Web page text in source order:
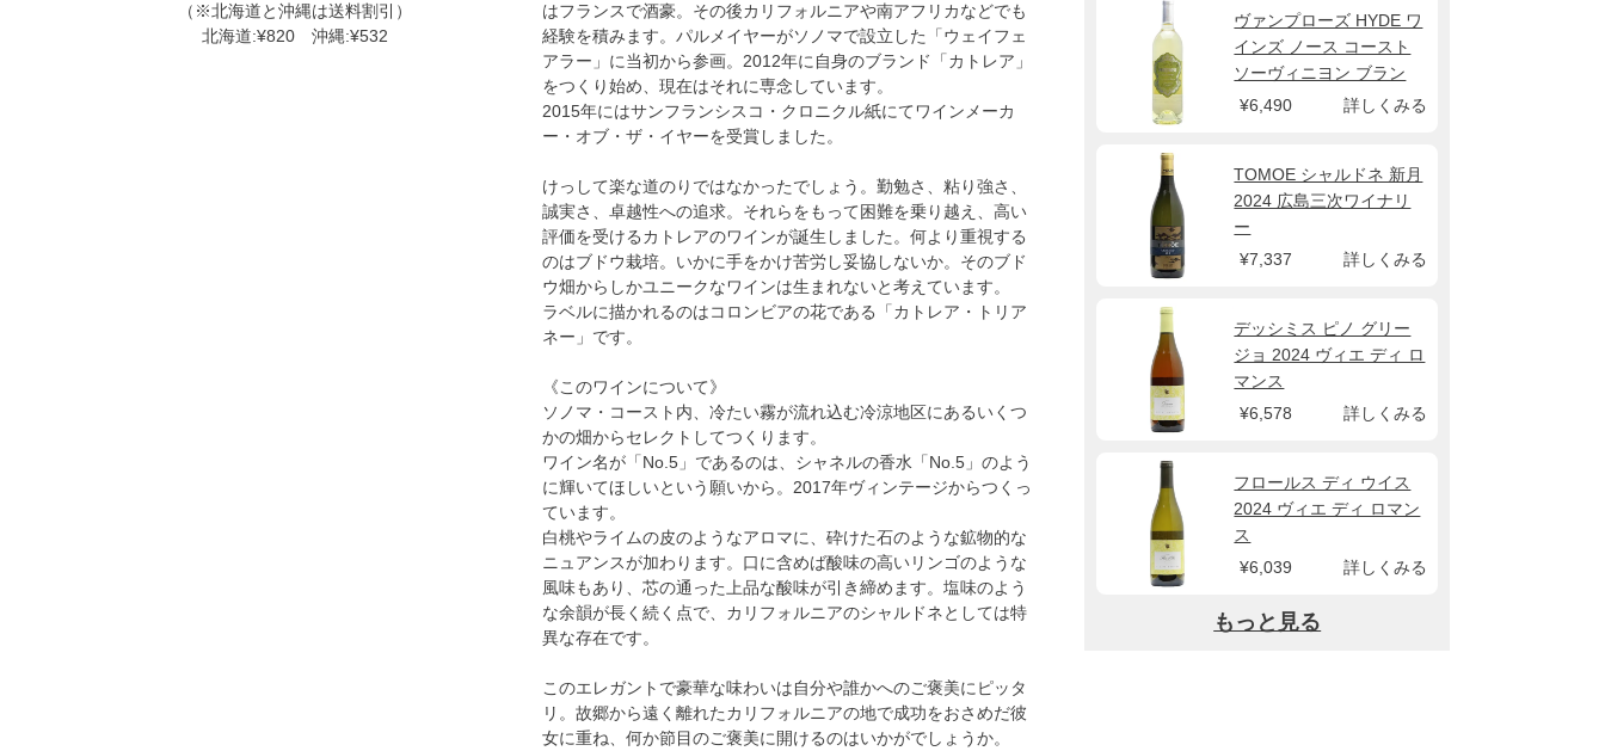
（※北海道と沖縄は送料割引）
北海道:¥820 沖縄:¥532
はフランスで酒豪。その後カリフォルニアや南アフリカなどでも
経験を積みます。パルメイヤーがソノマで設立した「ウェイフェ
アラー」に当初から参画。2012年に自身のブランド「カトレア」
をつくり始め、現在はそれに専念しています。
2015年にはサンフランシスコ・クロニクル紙にてワインメーカ
ー・オブ・ザ・イヤーを受賞しました。
けっして楽な道のりではなかったでしょう。勤勉さ、粘り強さ、
誠実さ、卓越性への追求。それらをもって困難を乗り越え、高い
評価を受けるカトレアのワインが誕生しました。何より重視する
のはブドウ栽培。いかに手をかけ苦労し妥協しないか。そのブド
ウ畑からしかユニークなワインは生まれないと考えています。
ラベルに描かれるのはコロンビアの花である「カトレア・トリア
ネー」です。
《このワインについて》
ソノマ・コースト内、冷たい霧が流れ込む冷涼地区にあるいくつ
かの畑からセレクトしてつくります。
ワイン名が「No.5」であるのは、シャネルの香水「No.5」のよう
に輝いてほしいという願いから。2017年ヴィンテージからつくっ
ています。
白桃やライムの皮のようなアロマに、砕けた石のような鉱物的な
ニュアンスが加わります。口に含めば酸味の高いリンゴのような
風味もあり、芯の通った上品な酸味が引き締めます。塩味のよう
な余韻が長く続く点で、カリフォルニアのシャルドネとしては特
異な存在です。
このエレガントで豪華な味わいは自分や誰かへのご褒美にピッタ
リ。故郷から遠く離れたカリフォルニアの地で成功をおさめだ彼
女に重ね、何か節目のご褒美に開けるのはいかがでしょうか。
ヴァンプローズ HYDE ワ
インズ ノース コースト
ソーヴィニヨン ブラン
2024
¥6,490 詳しくみる
TOMOE シャルドネ 新月
2024 広島三次ワイナリ
ー
¥7,337
詳しくみる
デッシミス ピノ グリー
ジョ 2024 ヴィエ ディ ロ
マンス
¥6,578
詳しくみる
フロールス ディ ウイス
2024 ヴィエ ディ ロマン
ス
¥6,039
詳しくみる
もっと見る